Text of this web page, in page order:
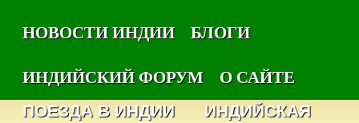
НОВОСТИ ИНДИИ
БЛОГИ
ИНДИЙСКИЙ ФОРУМ
О САЙТЕ
ПОЕЗДА В ИНДИИ
ИНДИЙСКАЯ